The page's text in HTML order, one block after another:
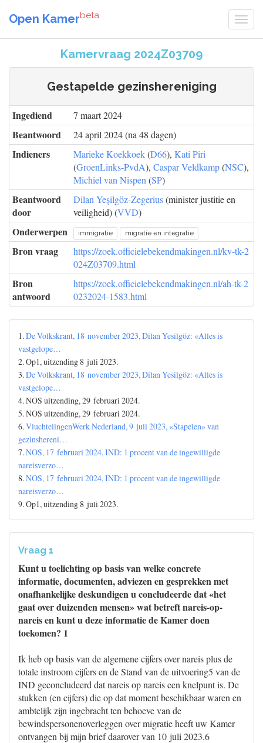
Open Kamerbeta
Kamervraag 2024Z03709
Gestapelde gezinshereniging
Ingediend 7 maart 2024
Beantwoord 24 april 2024 (na 48 dagen)
Indieners Marieke Koekkoek(D66), Kati Piri
(GroenLinks-PvdA), Caspar Veldkamp(NSC),
Michiel van Nispen (SP)
Beantwoord
door
Dilan Yeşilgöz-Zegerius(minister justitie en
veiligheid) (VVD)
Onderwerpen immigratie migratie en integratie
Bron vraag
https://zoek.officielebekendmakingen.nl/kv-tk-2
024Z03709.html
Bron
antwoord
https://zoek.officielebekendmakingen.nl/ah-tk-2
0232024-1583.html
1.De Volkskrant, 18 november 2023, Dilan Yesilgöz: «Alles is
vastgelope…
2. Op1, uitzending 8 juli 2023.
3.De Volkskrant, 18 november 2023, Dilan Yesilgöz: «Alles is
vastgelope…
4. NOS uitzending, 29 februari 2024.
5. NOS uitzending, 29 februari 2024.
6.VluchtelingenWerk Nederland, 9 juli 2023, «Stapelen» van
gezinshereni…
7.NOS, 17 februari 2024, IND: 1 procent van de ingewilligde
nareisverzo…
8.NOS, 17 februari 2024, IND: 1 procent van de ingewilligde
nareisverzo…
9. Op1, uitzending 8 juli 2023.
Vraag 1
Kunt u toelichting op basis van welke concrete
informatie, documenten, adviezen en gesprekken met
onafhankelijke deskundigen u concludeerde dat «het
gaat over duizenden mensen» wat betreft nareis-op-
nareis en kunt u deze informatie de Kamer doen
toekomen? 1
Ik heb op basis van de algemene cijfers over nareis plus de
totale instroom cijfers en de Stand van de uitvoering5 van de
IND geconcludeerd dat nareis op nareis een knelpunt is. De
stukken (en cijfers) die op dat moment beschikbaar waren en
ambtelijk zijn ingebracht ten behoeve van de
bewindspersonenoverleggen over migratie heeft uw Kamer
ontvangen bij mijn brief daarover van 10 juli 2023.6